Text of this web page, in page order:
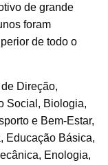
de grande
foram
de todo o
Direção,
Social, Biologia,
e Bem-Estar,
Educação Básica,
Enologia,